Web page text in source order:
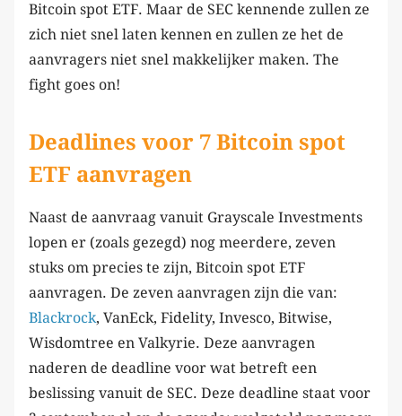
Bitcoin spot ETF. Maar de SEC kennende zullen ze
zich niet snel laten kennen en zullen ze het de
aanvragers niet snel makkelijker maken. The
fight goes on!
Deadlines voor 7 Bitcoin spot
ETF aanvragen
Naast de aanvraag vanuit Grayscale Investments
lopen er (zoals gezegd) nog meerdere, zeven
stuks om precies te zijn, Bitcoin spot ETF
aanvragen. De zeven aanvragen zijn die van:
Blackrock, VanEck, Fidelity, Invesco, Bitwise,
Wisdomtree en Valkyrie. Deze aanvragen
naderen de deadline voor wat betreft een
beslissing vanuit de SEC. Deze deadline staat voor